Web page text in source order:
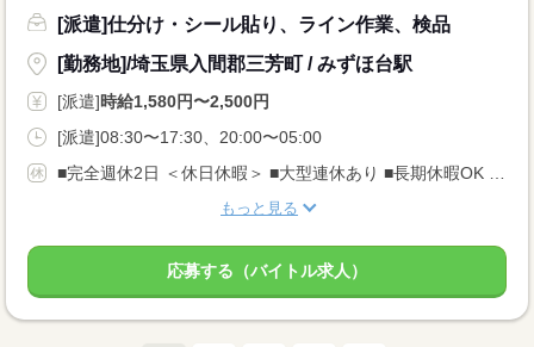
[派遣]仕分け・シール貼り、ライン作業、検品
[勤務地]/埼玉県入間郡三芳町 / みずほ台駅
[派遣]時給1,580円〜2,500円
[派遣]08:30〜17:30、20:00〜05:00
■完全週休2日 ＜休日休暇＞ ■大型連休あり ■長期休暇OK ■ご家庭都合のお休み調整OK ■産休・育休取得実績あり
もっと見る
応募する（バイトル求人）